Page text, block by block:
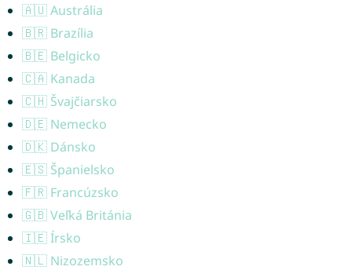
🇦🇺 Austrália
🇧🇷 Brazília
🇧🇪 Belgicko
🇨🇦 Kanada
🇨🇭 Švajčiarsko
🇩🇪 Nemecko
🇩🇰 Dánsko
🇪🇸 Španielsko
🇫🇷 Francúzsko
🇬🇧 Veľká Británia
🇮🇪 Írsko
🇳🇱 Nizozemsko